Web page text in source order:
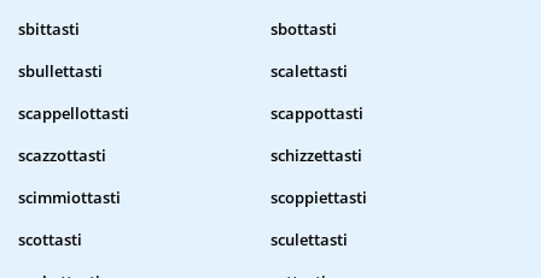
sbittasti
sbottasti
sbullettasti
scalettasti
scappellottasti
scappottasti
scazzottasti
schizzettasti
scimmiottasti
scoppiettasti
scottasti
sculettasti